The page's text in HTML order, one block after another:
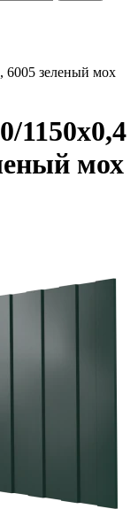
6005 зеленый мох
1150x0,4
мох